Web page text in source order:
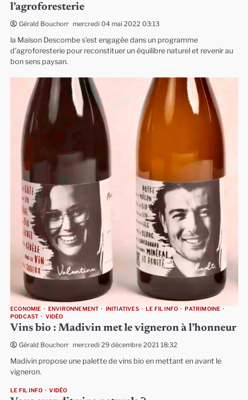
l’agroforesterie
Gérald Bouchon mercredi 04 mai 2022 03:13
la Maison Descombe s’est engagée dans un programme
d’agroforesterie pour reconstituer un équilibre naturel et revenir au
bon sens paysan.
ECONOMIE ENVIRONNEMENT INITIATIVES LE FIL INFO
PATRIMOINE
PODCAST
VIDÉO
Vins bio : Madivin met le vigneron à l’honneur
Gérald Bouchon mercredi 29 décembre 2021 18:32
Madivin propose une palette de vins bio en mettant en avant le
vigneron.
LE FIL INFO VIDÉO